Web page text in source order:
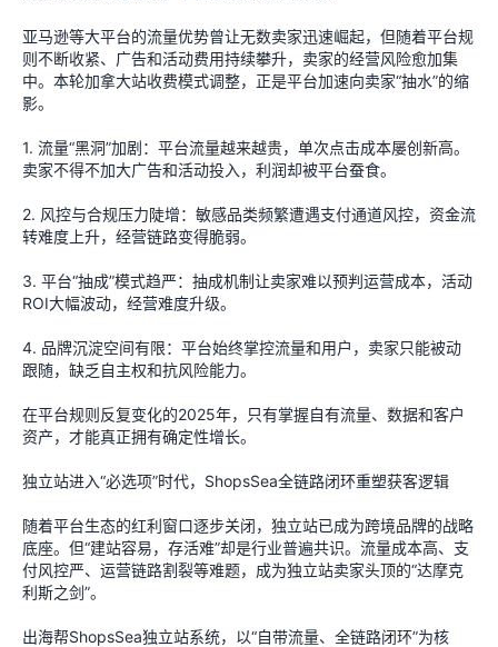
亚马逊等大平台的流量优势曾让无数卖家迅速崛起，但随着平台规
则不断收紧、广告和活动费用持续攀升，卖家的经营风险愈加集
中。本轮加拿大站收费模式调整，正是平台加速向卖家“抽水”的缩
影。
1. 流量“黑洞”加剧：平台流量越来越贵，单次点击成本屡创新高。
卖家不得不加大广告和活动投入，利润却被平台蚕食。
2. 风控与合规压力陡增：敏感品类频繁遭遇支付通道风控，资金流
转难度上升，经营链路变得脆弱。
3. 平台“抽成”模式趋严：抽成机制让卖家难以预判运营成本，活动
ROI大幅波动，经营难度升级。
4. 品牌沉淀空间有限：平台始终掌控流量和用户，卖家只能被动
跟随，缺乏自主权和抗风险能力。
在平台规则反复变化的2025年，只有掌握自有流量、数据和客户
资产，才能真正拥有确定性增长。
独立站进入“必选项”时代，ShopsSea全链路闭环重塑获客逻辑
随着平台生态的红利窗口逐步关闭，独立站已成为跨境品牌的战略
底座。但“建站容易，存活难”却是行业普遍共识。流量成本高、支
付风控严、运营链路割裂等难题，成为独立站卖家头顶的“达摩克
利斯之剑”。
出海帮ShopsSea独立站系统，以“自带流量、全链路闭环”为核